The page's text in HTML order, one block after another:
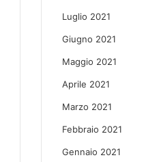
Luglio 2021
Giugno 2021
Maggio 2021
Aprile 2021
Marzo 2021
Febbraio 2021
Gennaio 2021